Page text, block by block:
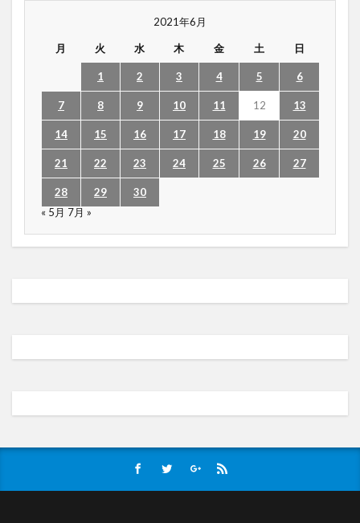
2021年6月
月 火 水 木 金 土 日
1 2 3 4 5 6
7 8 9 10 11 12 13
14 15 16 17 18 19 20
21 22 23 24 25 26 27
28 29
30
« 5月 7月 »